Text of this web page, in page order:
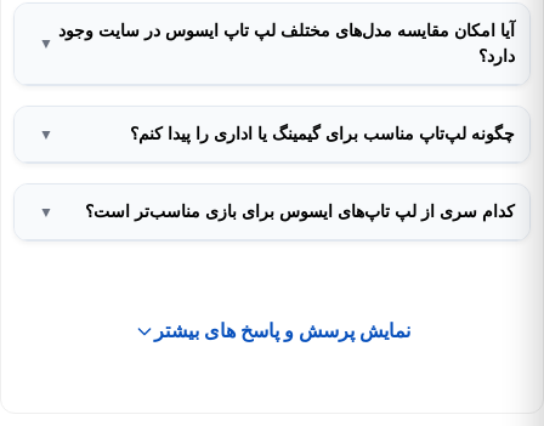
آیا امکان مقایسه مدل‌های مختلف لپ تاپ ایسوس در سایت وجود
دارد؟
▼
چگونه لپ‌تاپ مناسب برای گیمینگ یا اداری را پیدا کنم؟ ▼
کدام سری از لپ تاپ‌های ایسوس برای بازی مناسب‌تر است؟ ▼
نمایش پرسش و پاسخ های بیشتر